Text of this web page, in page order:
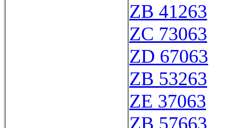
ZB 41263
ZC 73063
ZD 67063
ZB 53263
ZE 37063
ZB 57663